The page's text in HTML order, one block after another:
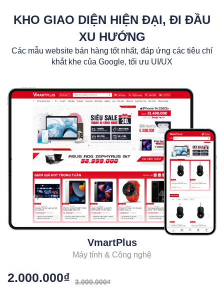
KHO GIAO DIỆN HIỆN ĐẠI, ĐI ĐẦU
XU HƯỚNG
Các mẫu website bán hàng tốt nhất, đáp ứng các tiêu chí
khắt khe của Google, tối ưu UI/UX
VmartPlus
Máy tính & Công nghệ
2.000.000₫ 3.000.000₫